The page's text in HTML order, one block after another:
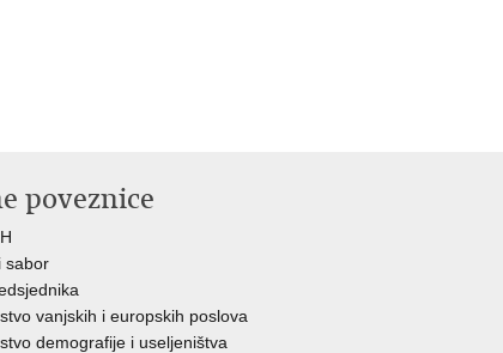
poveznice
sabor
vanjskih i europskih poslova
demografije i useljeništva